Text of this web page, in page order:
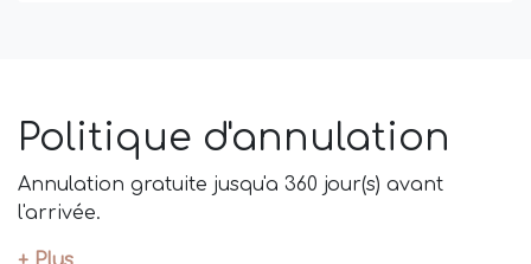
Politique d'annulation
Annulation gratuite jusqu'a 360 jour(s) avant
l'arrivée.